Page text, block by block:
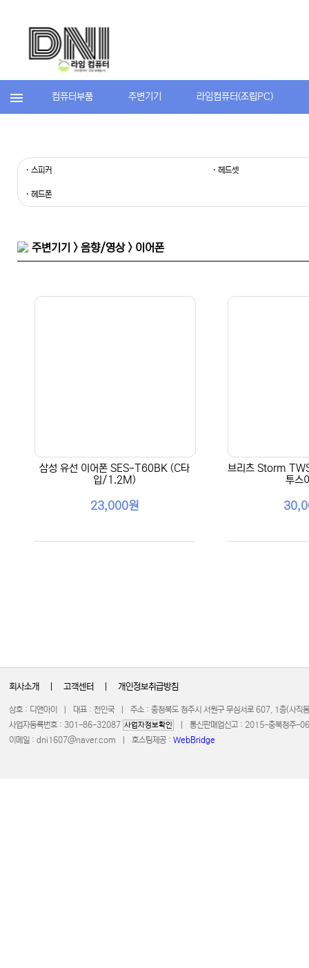
컴퓨터부품 주변기기 라임컴퓨터(조립PC)
· 스피커 · 헤드셋
· 헤드폰
주변기기 > 음향/영상 > 이어폰
삼성 유선 이어폰 SES-T60BK (C타
입/1.2M)
23,000원
브리츠 Storm
투스
회사소개 고객센터 개인정보취급방침
상호 : 디앤아이 | 대표 : 천인국 | 주소 : 충청북도 청주시 서원구 무심서로 607, 1층(사직
사업자등록번호 : 301-86-32087 사업자정보확인
| 통신판매업신고 : 2015-충북청
이메일 : dni1607@naver.com | 호스팅제공 : WebBridge